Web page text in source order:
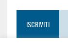
ISCRIVITI